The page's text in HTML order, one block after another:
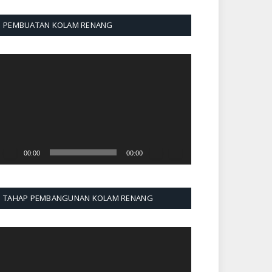
PEMBUATAN KOLAM RENANG
00:00 00:00
TAHAP PEMBANGUNAN KOLAM RENANG